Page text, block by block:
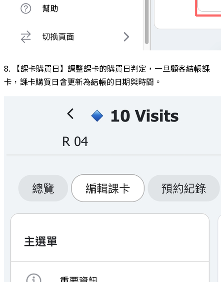
8. 【課卡購買日】調整課卡的購買日判定，一旦顧客結帳課
卡，課卡購買日會更新為結帳的日期與時間。